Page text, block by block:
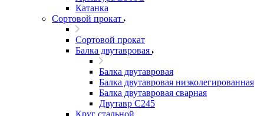
Катанка
Сортовой прокат
Сортовой прокат
Балка двутавровая
Балка двутавровая
Балка двутавровая низколегированная
Балка двутавровая сварная
Двутавр С245
Круг стальной